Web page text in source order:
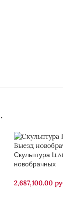
Скульптура
новобрачных
2,687,100.00